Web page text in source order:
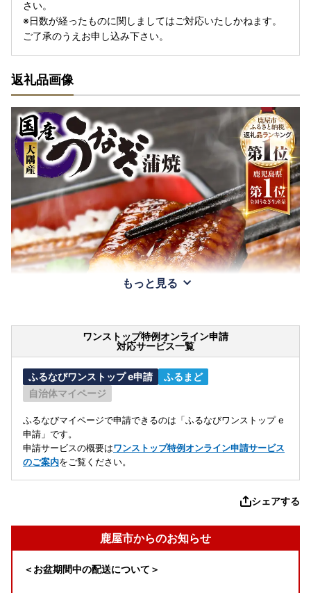
さい。
※日数が経ったものに関しましてはご対応いたしかねます。
ご了承のうえお申し込み下さい。
返礼品画像
もっと見る
ワンストップ特例オンライン申請
対応サービス一覧
ふるなびワンストップ e申請
ふるまど
自治体マイページ
ふるなびマイページで申請できるのは「ふるなびワンストップ e
申請」です。
申請サービスの概要はワンストップ特例オンライン申請サービス
のご案内をご覧ください。
シェアする
鹿屋市からのお知らせ
＜お盆期間中の配送について＞